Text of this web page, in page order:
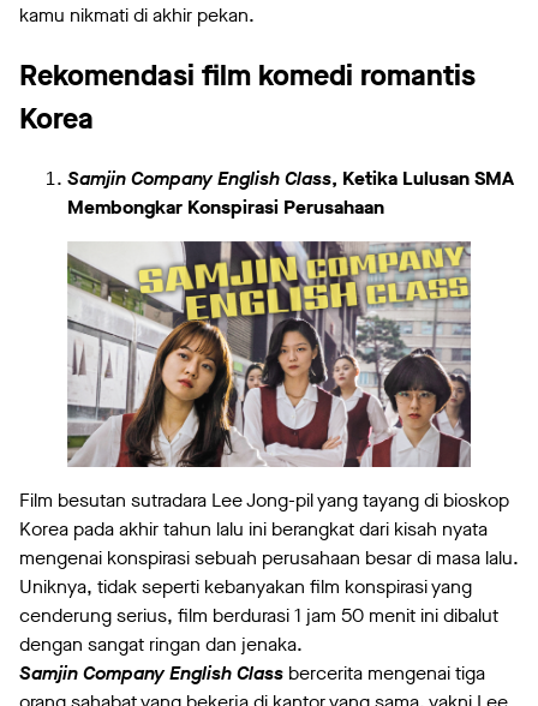
kamu nikmati di akhir pekan.
Rekomendasi film komedi romantis
Korea
Samjin Company English Class, Ketika Lulusan SMA
Membongkar Konspirasi Perusahaan
Film besutan sutradara Lee Jong-pil yang tayang di bioskop
Korea pada akhir tahun lalu ini berangkat dari kisah nyata
mengenai konspirasi sebuah perusahaan besar di masa lalu.
Uniknya, tidak seperti kebanyakan film konspirasi yang
cenderung serius, film berdurasi 1 jam 50 menit ini dibalut
dengan sangat ringan dan jenaka.
Samjin Company English Class bercerita mengenai tiga